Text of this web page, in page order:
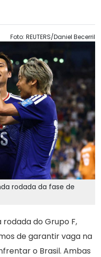
Foto: REUTERS/Daniel Becerril
rodada da fase de
do Grupo F,
de garantir vaga na
o Brasil. Ambas